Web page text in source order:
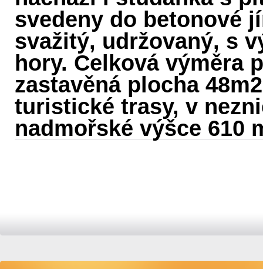
svedeny do betonové
svažitý, udržovaný, s
hory. Celková výměra
zastavěná plocha
turistické trasy, v
nadmořské výšce 610